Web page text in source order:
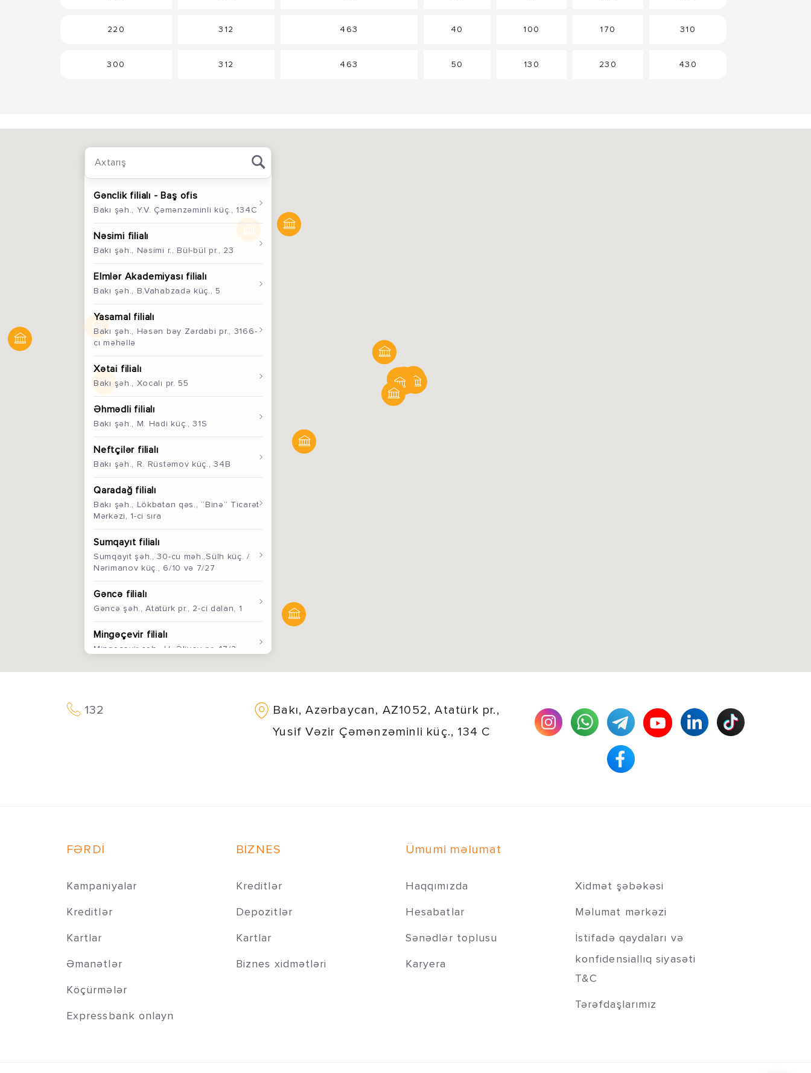
220 312 463 40 100 170 310
300 312 463 50 130 230 430
Gənclik filialı - Baş ofis
Bakı şəh., Y.V. Çəmənzəminli küç., 134C
Nəsimi filialı
Bakı şəh., Nəsimi r., Bül-bül pr., 23
Elmlər Akademiyası filialı
Bakı şəh., B.Vahabzadə küç., 5
Yasamal filialı
Bakı şəh., Həsən bəy Zərdabi pr., 3166-
cı məhəllə
Xətai filialı
Bakı şəh., Xocalı pr. 55
Əhmədli filialı
Bakı şəh., M. Hadi küç., 31S
Neftçilәr filialı
Bakı şəh., R. Rüstәmov küç., 34B
Qaradağ filialı
Bakı şəh., Lökbatan qəs., “Binə“ Ticarət
Mərkəzi, 1-ci sıra
Sumqayıt filialı
Sumqayıt şəh., 30-cu mәh.,Sülh küç. /
Nərimanov küç., 6/10 və 7/27
Gəncə filialı
Gəncə şəh., Atatürk pr., 2-ci dalan, 1
Mingәçevir filialı
Mingəçevir şəh., H. Əliyev pr.,47/2
Bərdə filialı
Şirvan filialı
Lənkəran filialı
132
Bakı, Azərbaycan, AZ1052, Atatürk pr.,
Yusif Vəzir Çəmənzəminli küç., 134 C
FƏRDİ
Kampaniyalar
Kreditlər
Kartlar
Əmanətlər
Köçürmələr
Expressbank onlayn
BİZNES
Kreditlər
Depozitlər
Kartlar
Biznes xidmətləri
Ümumi məlumat
Haqqımızda
Hesabatlar
Sənədlər toplusu
Karyera
Xidmət şəbəkəsi
Məlumat mərkəzi
İstifadə qaydaları və
konfidensiallıq siyasəti
T&C
Tərəfdaşlarımız